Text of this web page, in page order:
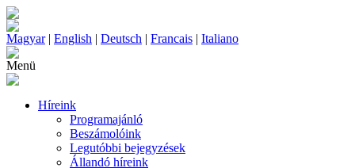
Magyar| English | Deutsch | Francais | Italiano
Menü
Híreink
Programajánló
Beszámolóink
Legutóbbi bejegyzések
Állandó híreink